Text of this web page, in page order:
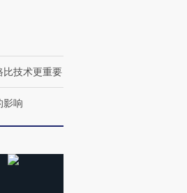
比技术更重要
影响